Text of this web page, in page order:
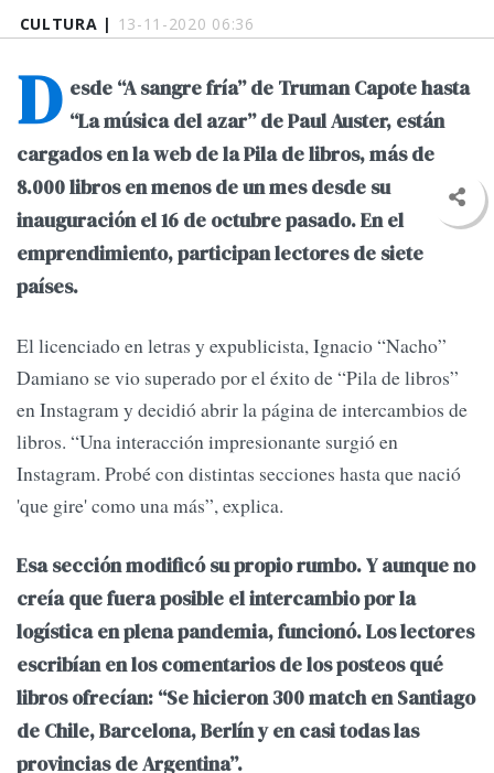
CULTURA | 13-11-2020 06:36
D esde “A sangre fría” de Truman Capote hasta
“La música del azar” de Paul Auster, están
cargados en la web de la Pila de libros, más de
8.000 libros en menos de un mes desde su
inauguración el 16 de octubre pasado. En el
emprendimiento, participan lectores de siete
países.
El licenciado en letras y expublicista, Ignacio “Nacho”
Damiano se vio superado por el éxito de “Pila de libros”
en Instagram y decidió abrir la página de intercambios de
libros. “Una interacción impresionante surgió en
Instagram. Probé con distintas secciones hasta que nació
'que gire' como una más”, explica.
Esa sección modificó su propio rumbo. Y aunque no
creía que fuera posible el intercambio por la
logística en plena pandemia, funcionó. Los lectores
escribían en los comentarios de los posteos qué
libros ofrecían: “Se hicieron 300 match en Santiago
de Chile, Barcelona, Berlín y en casi todas las
provincias de Argentina”.